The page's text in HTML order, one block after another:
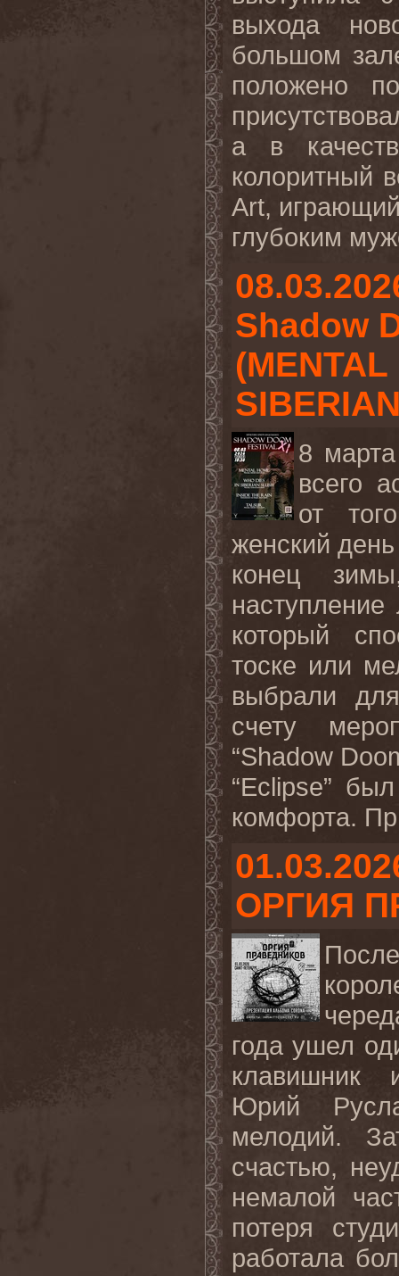
выхода
большом
положено
а в
колоритный
Art,
глубоким
Shadow
8
всего
от
женский
конец
который
тоске или
выбрали
счету
“Shadow
“Eclipse”
комфорта.
ОРГИЯ
года ушел
клавишник
Юрий
мелодий.
счастью,
немалой
потеря
работала